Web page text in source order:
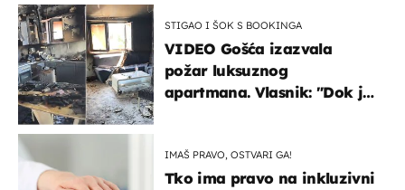
STIGAO I ŠOK S BOOKINGA
VIDEO Gošća izazvala
požar luksuznog
apartmana. Vlasnik: "Dok je
IMAŠ PRAVO, OSTVARI GA!
Tko ima pravo na inkluzivni